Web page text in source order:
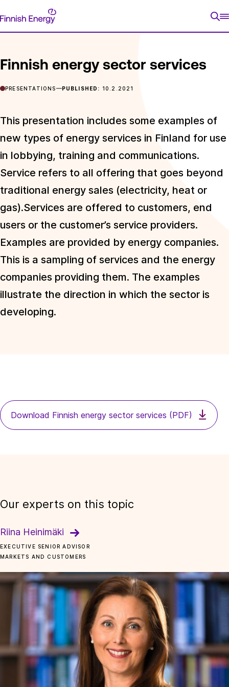
to
Finnish
Energy
Finnish energy sector services
PRESENTATIONS PUBLISHED: 10.2.2021
This presentation includes some examples of
new types of energy services in Finland for use
in lobbying, training and communications.
Service refers to all offering that goes beyond
traditional energy sales (electricity, heat or
gas).Services are offered to customers, end
users or the customer’s service providers.
Examples are provided by energy companies.
This is a sampling of services and the energy
companies providing them. The examples
illustrate the direction in which the sector is
developing.
Download Finnish energy sector services (PDF)
Our experts on this topic
Riina Heinimäki
EXECUTIVE SENIOR ADVISOR
MARKETS AND CUSTOMERS